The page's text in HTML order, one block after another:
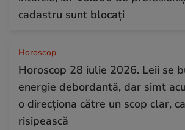
cadastru sunt blocați
Horoscop
Horoscop 28 iulie 2026. Leii se
energie debordantă, dar simt
o direcționa către un scop clar,
risipească